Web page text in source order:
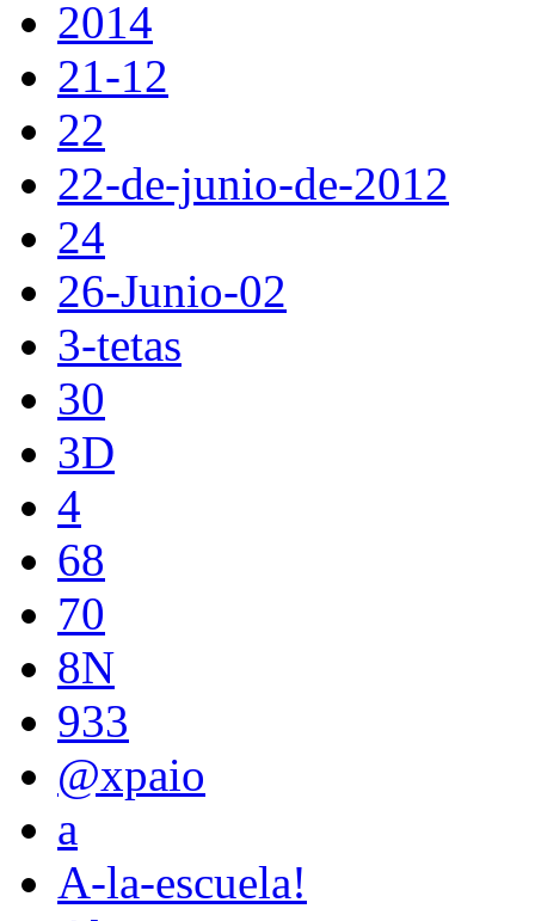
2014
21-12
22
22-de-junio-de-2012
24
26-Junio-02
3-tetas
30
3D
4
68
70
8N
933
@xpaio
a
A-la-escuela!